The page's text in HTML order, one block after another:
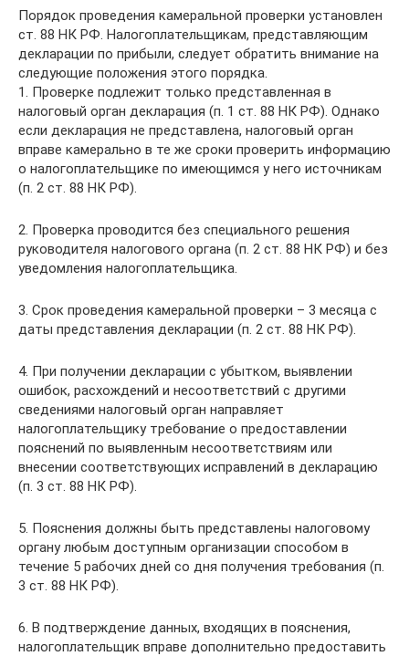
Порядок проведения камеральной проверки установлен
ст. 88 НК РФ. Налогоплательщикам, представляющим
декларации по прибыли, следует обратить внимание на
следующие положения этого порядка.
1. Проверке подлежит только представленная в
налоговый орган декларация (п. 1 ст. 88 НК РФ). Однако
если декларация не представлена, налоговый орган
вправе камерально в те же сроки проверить информацию
о налогоплательщике по имеющимся у него источникам
(п. 2 ст. 88 НК РФ).
2. Проверка проводится без специального решения
руководителя налогового органа (п. 2 ст. 88 НК РФ) и без
уведомления налогоплательщика.
3. Срок проведения камеральной проверки – 3 месяца с
даты представления декларации (п. 2 ст. 88 НК РФ).
4. При получении декларации с убытком, выявлении
ошибок, расхождений и несоответствий с другими
сведениями налоговый орган направляет
налогоплательщику требование о предоставлении
пояснений по выявленным несоответствиям или
внесении соответствующих исправлений в декларацию
(п. 3 ст. 88 НК РФ).
5. Пояснения должны быть представлены налоговому
органу любым доступным организации способом в
течение 5 рабочих дней со дня получения требования (п.
3 ст. 88 НК РФ).
6. В подтверждение данных, входящих в пояснения,
налогоплательщик вправе дополнительно предоставить